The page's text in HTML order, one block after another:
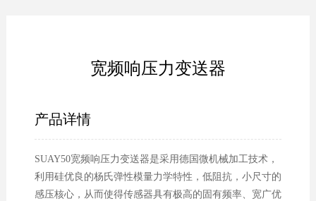
宽频响压力变送器
产品详情
SUAY50宽频响压力变送器是采用德国微机械加工技术，
利用硅优良的杨氏弹性模量力学特性，低阻抗，小尺寸的
感压核心，从而使得传感器具有极高的固有频率、宽广优